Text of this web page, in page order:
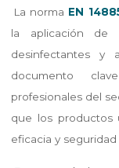
La norma EN
la aplicación de
desinfectantes y
documento
profesionales del
que los productos
eficacia y